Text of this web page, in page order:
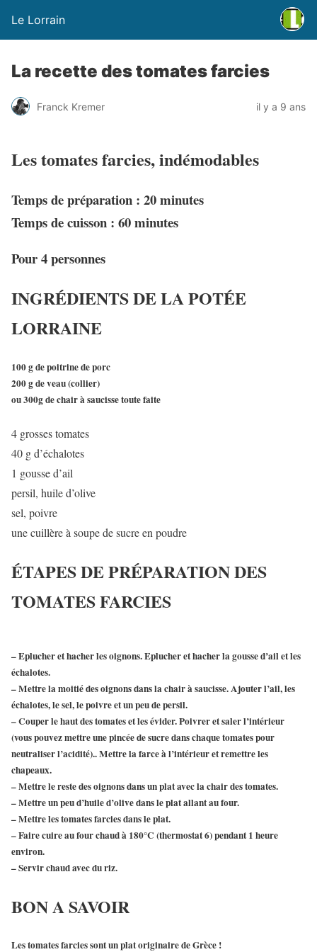
Le Lorrain
La recette des tomates farcies
Franck Kremer il y a 9 ans
Les tomates farcies, indémodables
Temps de préparation : 20minutes
Temps de cuisson : 60minutes
Pour 4 personnes
INGRÉDIENTS DE LA POTÉE
LORRAINE
100 g de poitrine de porc
200 g de veau (collier)
ou 300g de chair à saucisse toute faite
4 grosses tomates
40 g d’échalotes
1 gousse d’ail
persil, huile d’olive
sel, poivre
une cuillère à soupe de sucre en poudre
ÉTAPES DE PRÉPARATION DES
TOMATES FARCIES
– Eplucher et hacher les oignons. Eplucher et hacher la gousse d’ail et les
échalotes.
– Mettre la moitié des oignons dans la chair à saucisse. Ajouter l’ail, les
échalotes, le sel, le poivre et un peu de persil.
– Couper le haut des tomates et les évider. Poivrer et saler l’intérieur
(vous pouvez mettre une pincée de sucre dans chaque tomates pour
neutraliser l’acidité).. Mettre la farce à l’intérieur et remettre les
chapeaux.
– Mettre le reste des oignons dans un plat avec la chair des tomates.
– Mettre un peu d’huile d’olive dans le plat allant au four.
– Mettre les tomates farcies dans le plat.
– Faire cuire au four chaud à 180°C (thermostat 6) pendant 1 heure
environ.
– Servir chaud avec du riz.
BON A SAVOIR
Lestomates farciessont un plat originaire de Grèce !